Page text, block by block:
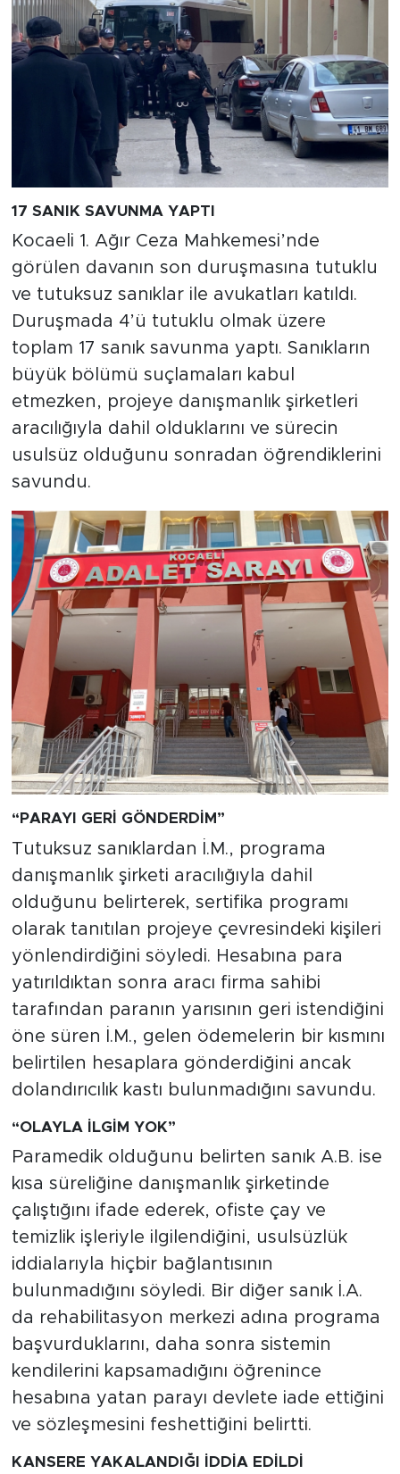
17 SANIK SAVUNMA YAPTI
Kocaeli 1. Ağır Ceza Mahkemesi’nde
görülen davanın son duruşmasına tutuklu
ve tutuksuz sanıklar ile avukatları katıldı.
Duruşmada 4’ü tutuklu olmak üzere
toplam 17 sanık savunma yaptı. Sanıkların
büyük bölümü suçlamaları kabul
etmezken, projeye danışmanlık şirketleri
aracılığıyla dahil olduklarını ve sürecin
usulsüz olduğunu sonradan öğrendiklerini
savundu.
“PARAYI GERİ GÖNDERDİM”
Tutuksuz sanıklardan İ.M., programa
danışmanlık şirketi aracılığıyla dahil
olduğunu belirterek, sertifika programı
olarak tanıtılan projeye çevresindeki kişileri
yönlendirdiğini söyledi. Hesabına para
yatırıldıktan sonra aracı firma sahibi
tarafından paranın yarısının geri istendiğini
öne süren İ.M., gelen ödemelerin bir kısmını
belirtilen hesaplara gönderdiğini ancak
dolandırıcılık kastı bulunmadığını savundu.
“OLAYLA İLGİM YOK”
Paramedik olduğunu belirten sanık A.B. ise
kısa süreliğine danışmanlık şirketinde
çalıştığını ifade ederek, ofiste çay ve
temizlik işleriyle ilgilendiğini, usulsüzlük
iddialarıyla hiçbir bağlantısının
bulunmadığını söyledi. Bir diğer sanık İ.A.
da rehabilitasyon merkezi adına programa
başvurduklarını, daha sonra sistemin
kendilerini kapsamadığını öğrenince
hesabına yatan parayı devlete iade ettiğini
ve sözleşmesini feshettiğini belirtti.
KANSERE YAKALANDIĞI İDDİA EDİLDİ